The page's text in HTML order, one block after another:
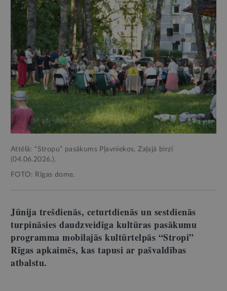
Attēlā: “Stropu” pasākums Pļavniekos, Zaļajā birzī
(04.06.2026.).
FOTO: Rīgas dome.
Jūnija trešdienās, ceturtdienās un sestdienās
turpināsies daudzveidīga kultūras pasākumu
programma mobilajās kultūrtelpās “Stropi”
Rīgas apkaimēs, kas tapusi ar pašvaldības
atbalstu.